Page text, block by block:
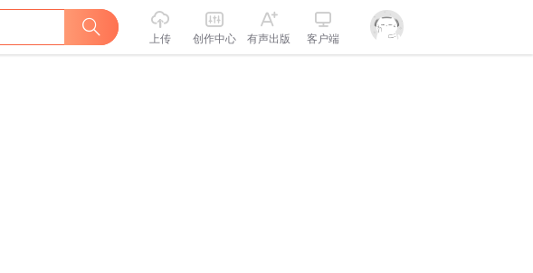
上传 创作中心 有声出版 客户端